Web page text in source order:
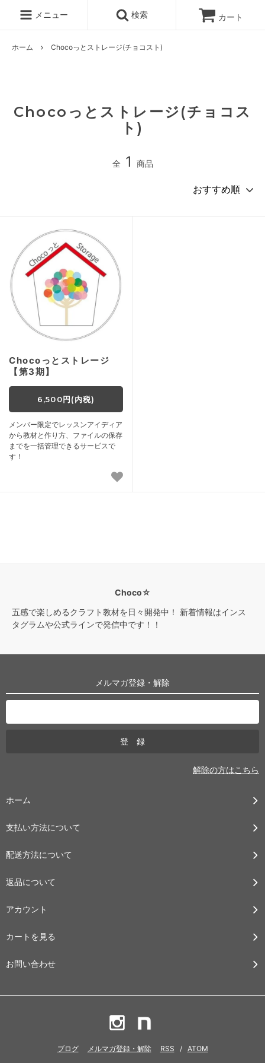
メニュー 検索 カート
ホーム Chocoっとストレージ(チョコスト)
Chocoっとストレージ(チョコス
ト)
全 1 商品
Chocoっとストレージ
【第3期】
6,500円(内税)
メンバー限定でレッスンアイディア
から教材と作り方、ファイルの保存
までを一括管理できるサービスで
す！
Choco☆
五感で楽しめるクラフト教材を日々開発中！ 新着情報はインス
タグラムや公式ラインで発信中です！！
メルマガ登録・解除
解除の方はこちら
ホーム
支払い方法について
配送方法について
返品について
アカウント
カートを見る
お問い合わせ
ブログ メルマガ登録・解除 RSS / ATOM